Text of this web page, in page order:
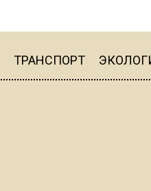
ТРАНСПОРТ